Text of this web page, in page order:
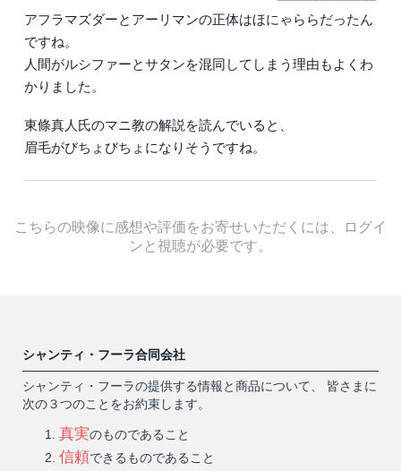
アフラマズダーとアーリマンの正体はほにゃららだったん
ですね。
人間がルシファーとサタンを混同してしまう理由もよくわ
かりました。
東條真人氏のマニ教の解説を読んでいると、
眉毛がびちょびちょになりそうですね。
こちらの映像に感想や評価をお寄せいただくには、ログイ
ンと視聴が必要です。
シャンティ・フーラ合同会社
シャンティ・フーラの提供する情報と商品について、 皆さまに
次の３つのことをお約束します。
真実のものであること
信頼できるものであること